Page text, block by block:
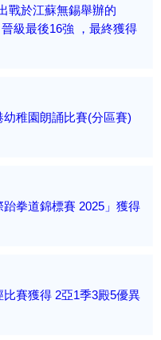
戰於江蘇無錫舉辦的
級最後16強 ，最終獲得
稚園朗誦比賽(分區賽)
拳道錦標賽 2025」獲得
賽獲得 2亞1季3殿5優異